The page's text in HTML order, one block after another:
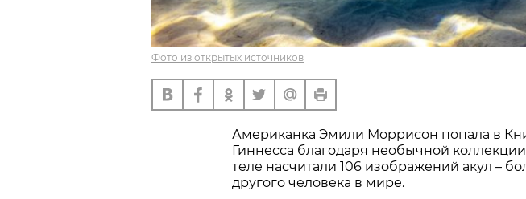
Фото из открытых источников
Американка Эмили Моррисон попала в
Гиннесса благодаря необычной
теле насчитали 106 изображений акул –
другого человека в мире.